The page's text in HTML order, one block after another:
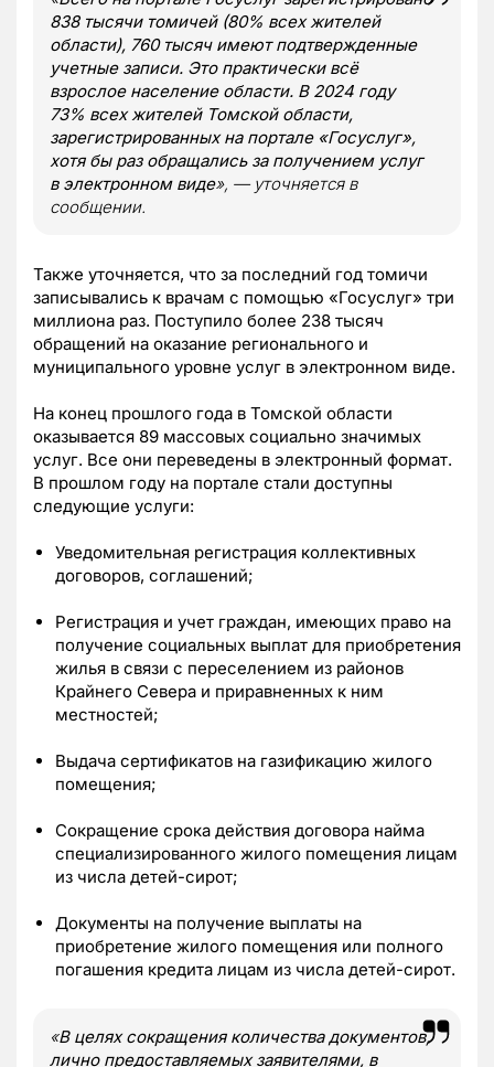
838 тысячи томичей (80% всех жителей
области), 760 тысяч имеют подтвержденные
учетные записи. Это практически всё
взрослое население области. В 2024 году
73% всех жителей Томской области,
зарегистрированных на портале «Госуслуг»,
хотя бы раз обращались за получением услуг
в электронном виде», — уточняется в
сообщении.
Также уточняется, что за последний год томичи
записывались к врачам с помощью «Госуслуг» три
миллиона раз. Поступило более 238 тысяч
обращений на оказание регионального и
муниципального уровне услуг в электронном виде.
На конец прошлого года в Томской области
оказывается 89 массовых социально значимых
услуг. Все они переведены в электронный формат.
В прошлом году на портале стали доступны
следующие услуги:
Уведомительная регистрация коллективных
договоров, соглашений;
Регистрация и учет граждан, имеющих право на
получение социальных выплат для приобретения
жилья в связи с переселением из районов
Крайнего Севера и приравненных к ним
местностей;
Выдача сертификатов на газификацию жилого
помещения;
Сокращение срока действия договора найма
специализированного жилого помещения лицам
из числа детей-сирот;
Документы на получение выплаты на
приобретение жилого помещения или полного
погашения кредита лицам из числа детей-сирот.
«В целях сокращения количества документов,
лично предоставляемых заявителями, в